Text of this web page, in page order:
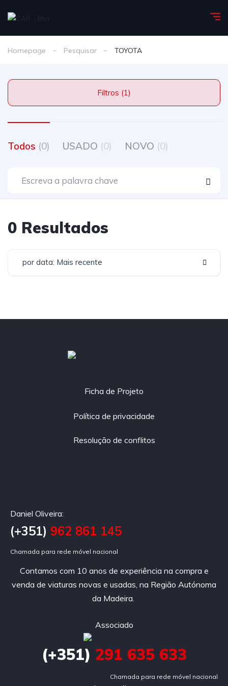
Homepage Pesquisar TOYOTA
Filtros (1)
Todos (0) USADO (0) NOVO (0)
0 Resultados
por data: Mais recente
Ficha de Projeto
Política de privacidade
Resolução de conflitos
Daniel Oliveira:
(+351) 962 861 145
Chamada para rede móvel nacional
Contamos com 10 anos de experiência na compra e
venda de viaturas novas e usadas, na Região Autónoma
da Madeira.
Associado
(+351) 291 635 633
Chamada para rede móvel nacional